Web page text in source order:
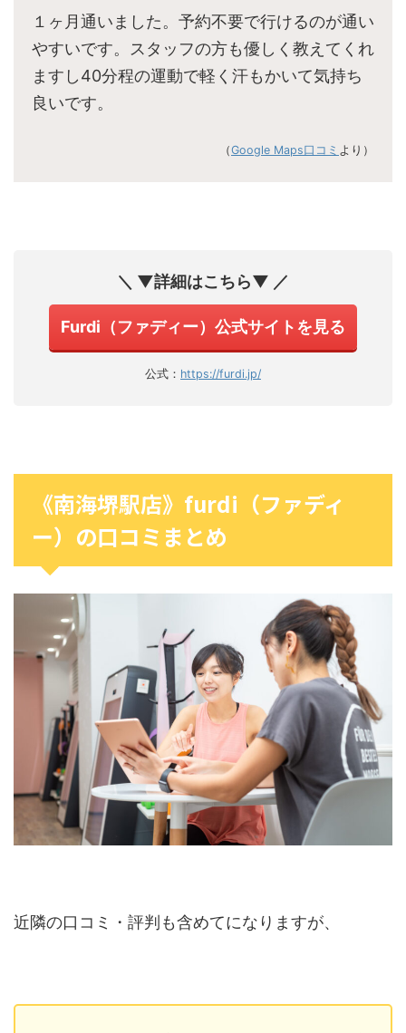
１ヶ月通いました。予約不要で行けるのが通い
やすいです。スタッフの方も優しく教えてくれ
ますし40分程の運動で軽く汗もかいて気持ち
良いです。
（Google Maps口コミ より）
＼ ▼詳細はこちら▼ ／
Furdi（ファディー）公式サイトを見る
公式： https://furdi.jp/
《南海堺駅店》furdi（ファディ
ー）の口コミまとめ
近隣の口コミ・評判も含めてになりますが、